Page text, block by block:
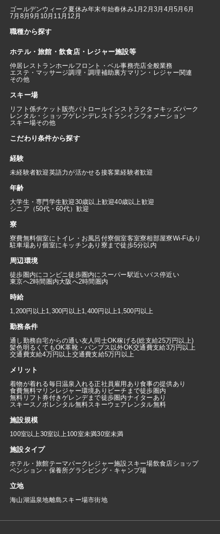
ゴールデンウィーク 夏休み年末年始春休み1月2月3月 4月5月 6月
7月 8月9月 10月 11月 12月
職種から探す
ホテル・旅館・飲食店・レジャー施設等
仲居 レストランホールフロント・ベル事務売店全般業務
エステ・マッサージ調理・調理補助裏方マリン・レジャー関連
その他
スキー場
リフト係チケット販売パトロールインストラクターキッズパーク
レンタル・ショップゲレンデレストラン インフォメーション
スキー場その他
こだわり条件から探す
経験
未経験者歓迎英語力が活かせる接客業経験者歓迎
年齢
大学生・専門学生歓迎30歳以上歓迎40歳以上歓迎
シニア（50代・60代）歓迎
寮
寮費無料個室にトイレ・お風呂付寮個室客室寮相部屋寮Wi-Fiあり
駐車場あり個室にキッチンあり 寮まで徒歩5分以内
周辺環境
徒歩圏内にコンビニ徒歩圏内にスーパー駅近いバス停近い
東京へ2時間圏内大阪へ2時間圏内
時給
1,200円以上1,300円以上1,400円以上1,500円以上
勤務条件
通し勤務自宅からの通い友人同士OK稼げる(総支給25万円以上)
髪色明るくてもOK革靴・パンプス以外OK交通費支給3万円以上
交通費支給4万円以上交通費支給5万円以上
メリット
着物が着れる毎日温泉入れる正社員雇用あり食事の提供あり
食費無料マリンレジャー環境あり ビーチまで徒歩圏内
無料リフト券付きゲレンデまで徒歩圏内ナイターあり
スキースノボレンタル無料スキーウェアレンタル無料
施設規模
100室以上30室以上100室未満30室未満
施設タイプ
ホテル・旅館テーマパーク レジャー施設スキー場飲食店ショップ
ペンション・保養所グランピング・キャンプ場
立地
海山湖温泉地離島スキー場市街地